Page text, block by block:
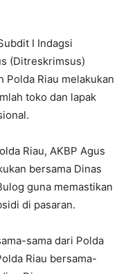
I Indagsi
(Ditreskrimsus)
Polda Riau melakukan
toko dan lapak
Riau, AKBP Agus
bersama Dinas
guna memastikan
di pasaran.
sama dari Polda
Riau bersama-